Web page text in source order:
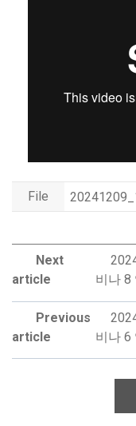
File
Next
article
비나 8
Previous
article
비나 6